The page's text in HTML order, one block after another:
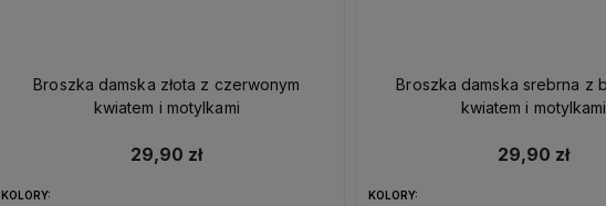
Broszka damska złota z czerwonym
kwiatem i motylkami
29,90 zł
KOLORY:
Broszka damska srebrna z beżowym
kwiatem i motylkami
29,90 zł
KOLORY: